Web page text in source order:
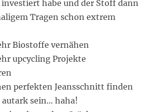
habe und der Stoff dann
Tragen schon extrem
Biostoffe vernähen
upcycling Projekte
perfekten Jeansschnitt finden
sein… haha!